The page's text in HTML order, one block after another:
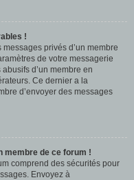
!
privés d’un membre
de votre messagerie
d’un membre en
Ce dernier a la
d’envoyer des messages
membre de ce forum !
comprend des sécurités pour
Envoyez à